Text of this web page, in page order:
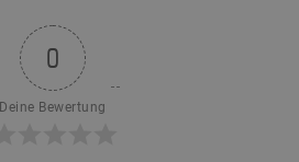
0
Deine Bewertung